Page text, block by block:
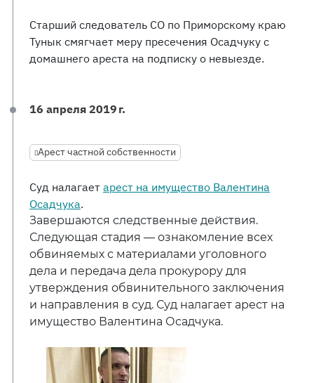
Старший следователь СО по Приморскому краю
Тунык смягчает меру пресечения Осадчуку с
домашнего ареста на подписку о невыезде.
16 апреля 2019 г.
Арест частной собственности
Суд налагает арест на имущество Валентина
Осадчука.
Завершаются следственные действия.
Следующая стадия — ознакомление всех
обвиняемых с материалами уголовного
дела и передача дела прокурору для
утверждения обвинительного заключения
и направления в суд. Суд налагает арест на
имущество Валентина Осадчука.